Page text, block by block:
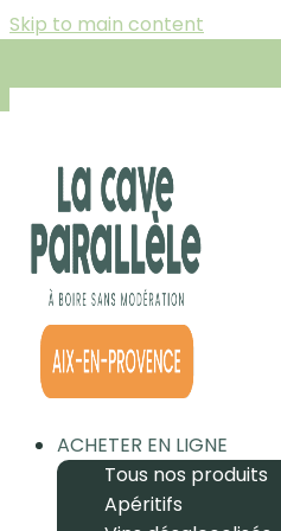
Skip to main content
ACHETER EN LIGNE
Tous nos produits
Apéritifs